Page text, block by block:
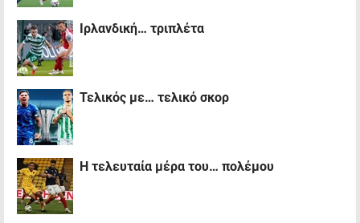
Iρλανδική… τριπλέτα
Τελικός με… τελικό σκορ
Η τελευταία μέρα του… πολέμου